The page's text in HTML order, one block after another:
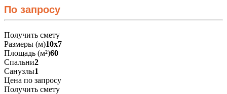
По запросу
Получить смету
Размеры (м)10х7
Площадь (м²)60
Спальни2
Санузлы1
Цена по запросу
Получить смету